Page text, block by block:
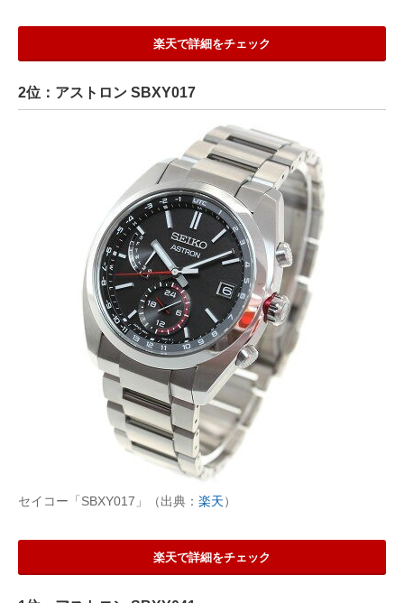
楽天で詳細をチェック
2位：アストロン SBXY017
セイコー「SBXY017」（出典： 楽天）
楽天で詳細をチェック